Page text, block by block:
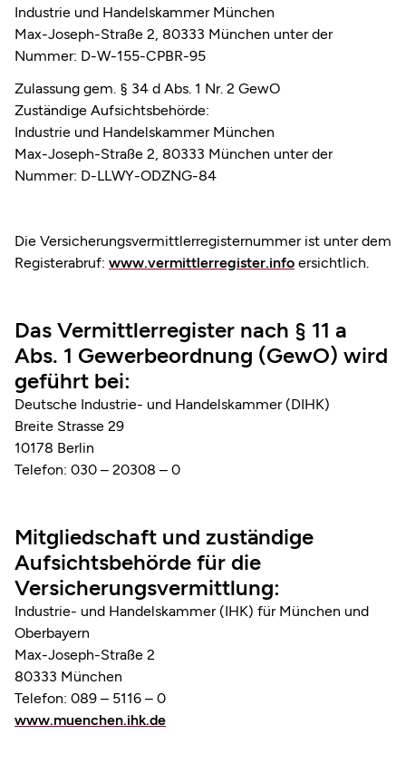
Industrie und Handelskammer München
Max-Joseph-Straße 2, 80333 München unter der
Nummer: D-W-155-CPBR-95
Zulassung gem. § 34 d Abs. 1 Nr. 2 GewO
Zuständige Aufsichtsbehörde:
Industrie und Handelskammer München
Max-Joseph-Straße 2, 80333 München unter der
Nummer: D-LLWY-ODZNG-84
Die Versicherungsvermittlerregisternummer ist unter dem
Registerabruf: www.vermittlerregister.info ersichtlich.
Das Vermittlerregister nach § 11 a
Abs. 1 Gewerbeordnung (GewO) wird
geführt bei:
Deutsche Industrie- und Handelskammer (DIHK)
Breite Strasse 29
10178 Berlin
Telefon: 030 – 20308 – 0
Mitgliedschaft und zuständige
Aufsichtsbehörde für die
Versicherungsvermittlung:
Industrie- und Handelskammer (IHK) für München und
Oberbayern
Max-Joseph-Straße 2
80333 München
Telefon: 089 – 5116 – 0
www.muenchen.ihk.de